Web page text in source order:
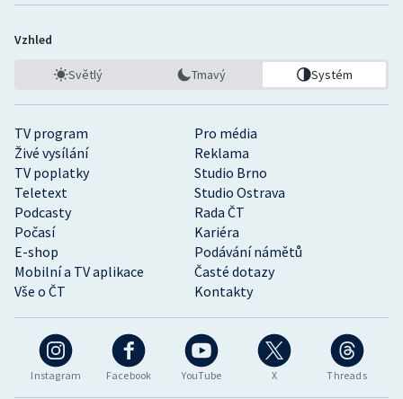
Instagram Facebook YouTube X Threads
TV program
Pro média
Živé vysílání
Reklama
TV poplatky
Studio Brno
Teletext
Studio Ostrava
Podcasty
Rada ČT
Počasí
Kariéra
E-shop
Podávání námětů
Mobilní a TV aplikace
Časté dotazy
Vše o ČT
Kontakty
Vzhled
Světlý Tmavý Systém